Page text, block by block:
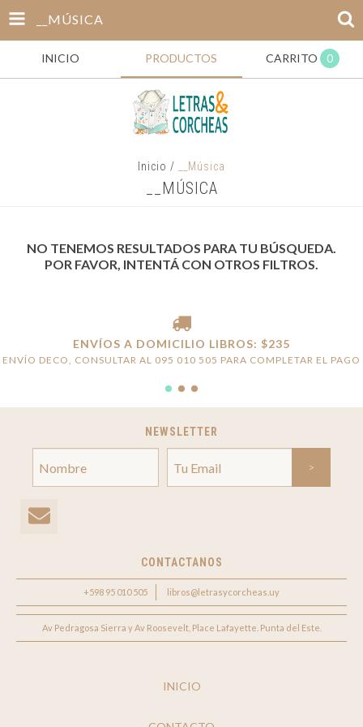
__MÚSICA
INICIO PRODUCTOS CARRITO 0
Inicio / __Música
__MÚSICA
NO TENEMOS RESULTADOS PARA TU BÚSQUEDA.
POR FAVOR, INTENTÁ CON OTROS FILTROS.
ENVÍOS A DOMICILIO LIBROS: $235
ENVÍO DECO, CONSULTAR AL 095 010 505 PARA COMPLETAR EL PAGO
NEWSLETTER
CONTACTANOS
+598 95 010 505 libros@letrasycorcheas.uy
Av Pedragosa Sierra y Av Roosevelt, Place Lafayette. Punta del Este.
INICIO